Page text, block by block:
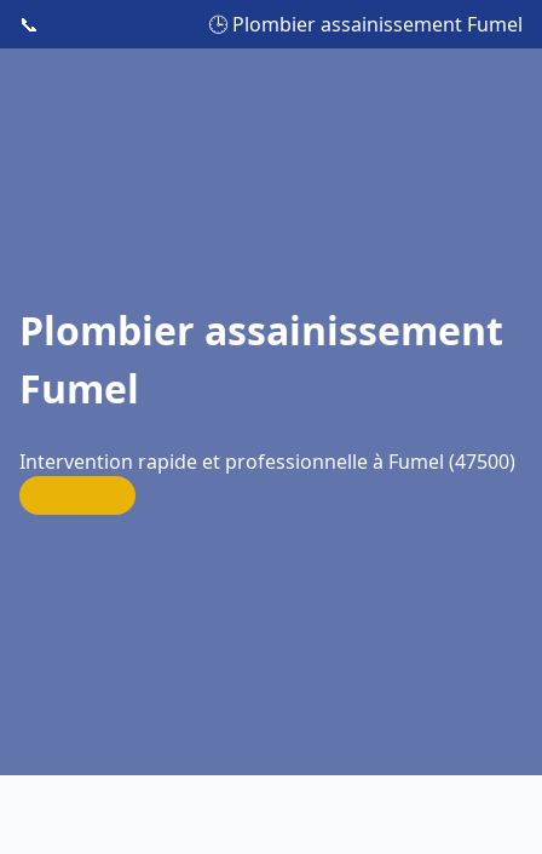
📞 🕒 Plombier assainissement Fumel
Plombier assainissement
Fumel
Intervention rapide et professionnelle à Fumel (47500)